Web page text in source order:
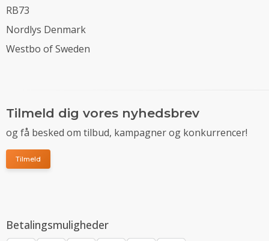
RB73
Nordlys Denmark
Westbo of Sweden
Tilmeld dig vores nyhedsbrev
og få besked om tilbud, kampagner og konkurrencer!
Tilmeld
Betalingsmuligheder